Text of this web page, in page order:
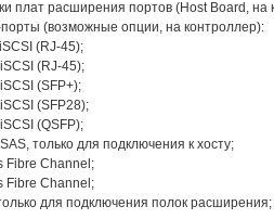
плат расширения портов (Host Board, на
(возможные опции, на контроллер):
(RJ-45);
(RJ-45);
(SFP+);
(SFP28);
(QSFP);
только для подключения к хосту;
Fibre Channel;
Fibre Channel;
для подключения полок расширения;